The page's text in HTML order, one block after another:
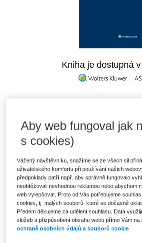
Kniha je dostupná
- expedice do 2 pracovních dnů
V prodeji - ihned k dispozici
Co je Smarteca?
Kde najdu soubory e-knih?
Balíček - Tištěná kniha + E-kniha
Smarteca + soubory ke stažení
Skladem- expedice do 2 pracovních dnů
Aby web fungoval jak
s cookies)
Vážený návštěvníku, snažíme se ze všech sil
uživatelského komfortu při používání našich
předpoklady patří např. aby správně fungovalo
neobtěžovali nevhodnou reklamou nebo abychom
web vylepšovat. Proto od Vás potřebujeme
cookies, tj. malých souborů, které se dočasně
Předem děkujeme za udělení souhlasu. Data
služeb a přizpůsobení obsahu webu přímo Vám na
ochraně osobních údajů a souborů cookie